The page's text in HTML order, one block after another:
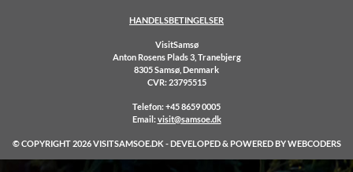
HANDELSBETINGELSER
VisitSamsø
Anton Rosens Plads 3, Tranebjerg
8305 Samsø, Denmark
CVR: 23795515
Telefon:+45 8659 0005
Email:visit@samsoe.dk
© COPYRIGHT 2026 VISITSAMSOE.DK - DEVELOPED & POWERED BY WEBCODERS